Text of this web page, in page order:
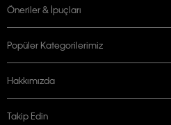
Öneriler & İpuçları
Popüler Kategorilerimiz
Hakkımızda
Takip Edin